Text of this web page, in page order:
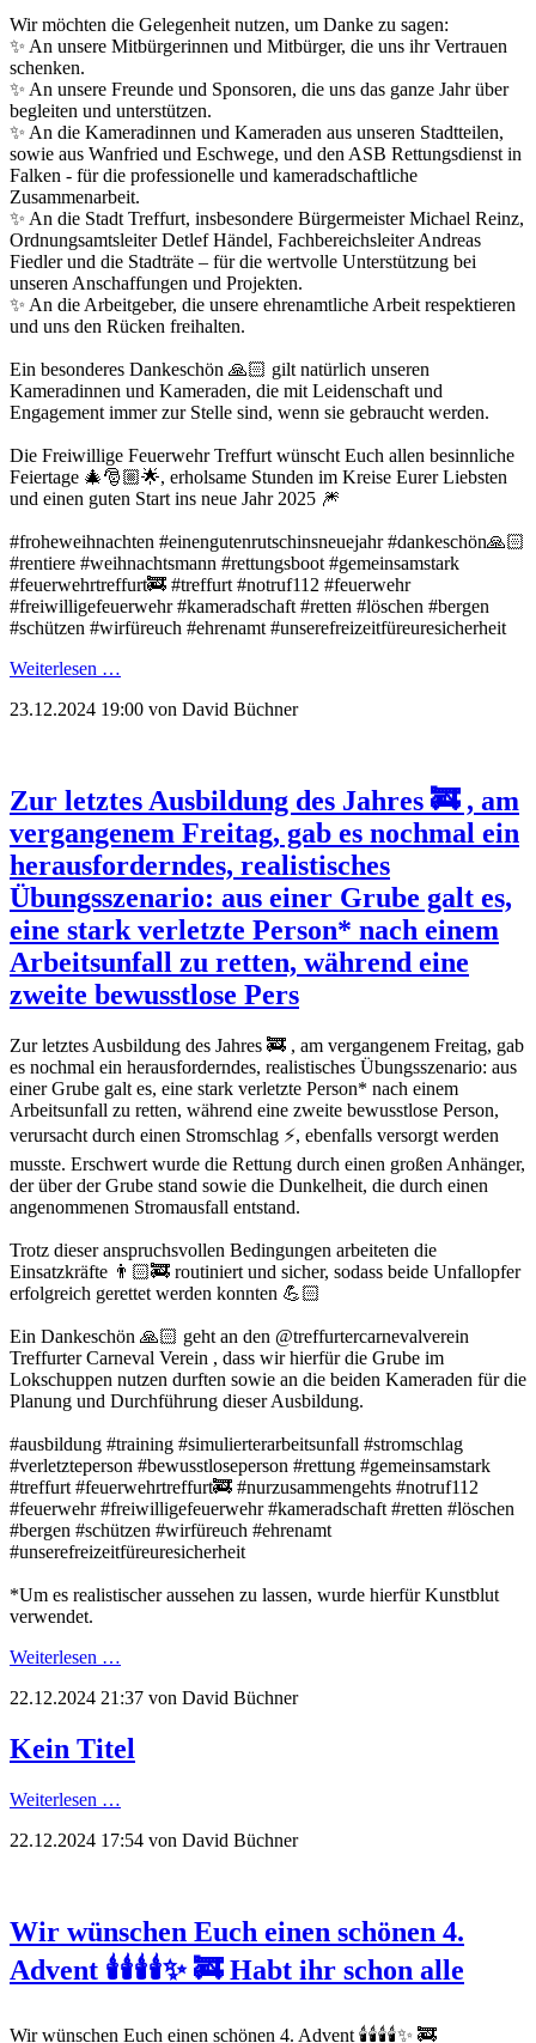
Wir möchten die Gelegenheit nutzen, um Danke zu sagen:
✨ An unsere Mitbürgerinnen und Mitbürger, die uns ihr Vertrauen
schenken.
✨ An unsere Freunde und Sponsoren, die uns das ganze Jahr über
begleiten und unterstützen.
✨ An die Kameradinnen und Kameraden aus unseren Stadtteilen,
sowie aus Wanfried und Eschwege, und den ASB Rettungsdienst in
Falken - für die professionelle und kameradschaftliche
Zusammenarbeit.
✨ An die Stadt Treffurt, insbesondere Bürgermeister Michael Reinz,
Ordnungsamtsleiter Detlef Händel, Fachbereichsleiter Andreas
Fiedler und die Stadträte – für die wertvolle Unterstützung bei
unseren Anschaffungen und Projekten.
✨ An die Arbeitgeber, die unsere ehrenamtliche Arbeit respektieren
und uns den Rücken freihalten.
Ein besonderes Dankeschön 🙏🏻 gilt natürlich unseren
Kameradinnen und Kameraden, die mit Leidenschaft und
Engagement immer zur Stelle sind, wenn sie gebraucht werden.
Die Freiwillige Feuerwehr Treffurt wünscht Euch allen besinnliche
Feiertage 🎄🎅🏼🌟, erholsame Stunden im Kreise Eurer Liebsten
und einen guten Start ins neue Jahr 2025 🎆
#froheweihnachten #einengutenrutschinsneuejahr #dankeschön🙏🏻
#rentiere #weihnachtsmann #rettungsboot #gemeinsamstark
#feuerwehrtreffurt🚒 #treffurt #notruf112 #feuerwehr
#freiwilligefeuerwehr #kameradschaft #retten #löschen #bergen
#schützen #wirfüreuch #ehrenamt #unserefreizeitfüreuresicherheit
Weiterlesen …
23.12.2024 19:00 von David Büchner
Zur letztes Ausbildung des Jahres 🚒 , am
vergangenem Freitag, gab es nochmal ein
herausforderndes, realistisches
Übungsszenario: aus einer Grube galt es,
eine stark verletzte Person* nach einem
Arbeitsunfall zu retten, während eine
zweite bewusstlose Pers
Zur letztes Ausbildung des Jahres 🚒 , am vergangenem Freitag, gab
es nochmal ein herausforderndes, realistisches Übungsszenario: aus
einer Grube galt es, eine stark verletzte Person* nach einem
Arbeitsunfall zu retten, während eine zweite bewusstlose Person,
verursacht durch einen Stromschlag ⚡️, ebenfalls versorgt werden
musste. Erschwert wurde die Rettung durch einen großen Anhänger,
der über der Grube stand sowie die Dunkelheit, die durch einen
angenommenen Stromausfall entstand.
Trotz dieser anspruchsvollen Bedingungen arbeiteten die
Einsatzkräfte 👨🏻‍🚒 routiniert und sicher, sodass beide Unfallopfer
erfolgreich gerettet werden konnten 💪🏻
Ein Dankeschön 🙏🏻 geht an den @treffurtercarnevalverein
Treffurter Carneval Verein , dass wir hierfür die Grube im
Lokschuppen nutzen durften sowie an die beiden Kameraden für die
Planung und Durchführung dieser Ausbildung.
#ausbildung #training #simulierterarbeitsunfall #stromschlag
#verletzteperson #bewusstloseperson #rettung #gemeinsamstark
#treffurt #feuerwehrtreffurt🚒 #nurzusammengehts #notruf112
#feuerwehr #freiwilligefeuerwehr #kameradschaft #retten #löschen
#bergen #schützen #wirfüreuch #ehrenamt
#unserefreizeitfüreuresicherheit
*Um es realistischer aussehen zu lassen, wurde hierfür Kunstblut
verwendet.
Weiterlesen …
22.12.2024 21:37 von David Büchner
Kein Titel
Weiterlesen …
22.12.2024 17:54 von David Büchner
Wir wünschen Euch einen schönen 4.
Advent 🕯🕯🕯🕯✨️ 🚒 Habt ihr schon alle
Wir wünschen Euch einen schönen 4. Advent 🕯🕯🕯🕯✨️ 🚒